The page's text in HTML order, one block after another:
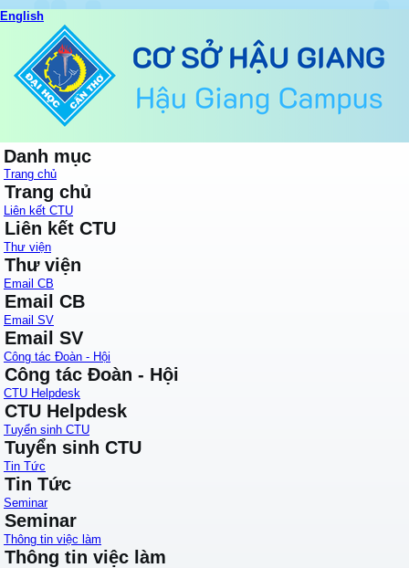
English
Danh mục
Trang chủ
Trang chủ
Liên kết CTU
Liên kết CTU
Thư viện
Thư viện
Email CB
Email CB
Email SV
Email SV
Công tác Đoàn - Hội
Công tác Đoàn - Hội
CTU Helpdesk
CTU Helpdesk
Tuyển sinh CTU
Tuyển sinh CTU
Tin Tức
Tin Tức
Seminar
Seminar
Thông tin việc làm
Thông tin việc làm